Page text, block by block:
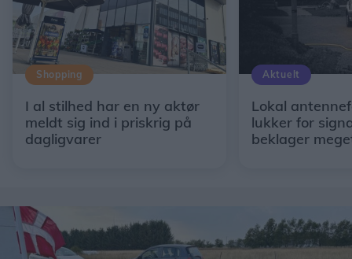
Shopping
I al stilhed har en ny aktør
meldt sig ind i priskrig på
dagligvarer
Aktuelt
Lokal
lukker for
beklager